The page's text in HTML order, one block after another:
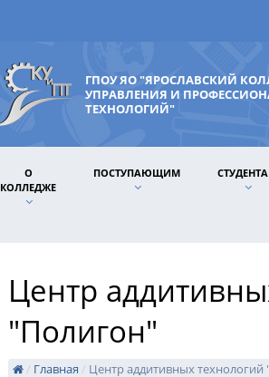
ГПОУ ЯО "ЯРОСЛАВСКИЙ
УПРАВЛЕНИЯ И
ТЕХНОЛОГИЙ"
О
КОЛЛЕДЖЕ
ПОСТУПАЮЩИМ
Центр
"Полигон"
/ Главная / Центр аддитивных технологий